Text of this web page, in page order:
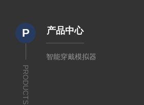
P
PRODUCTS
产品中心
智能穿戴模拟器